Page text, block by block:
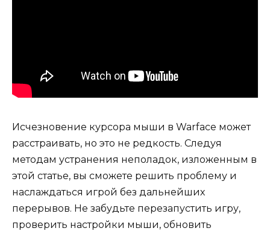
Исчезновение курсора мыши в Warface может
расстраивать, но это не редкость. Следуя
методам устранения неполадок, изложенным в
этой статье, вы сможете решить проблему и
наслаждаться игрой без дальнейших
перерывов. Не забудьте перезапустить игру,
проверить настройки мыши, обновить